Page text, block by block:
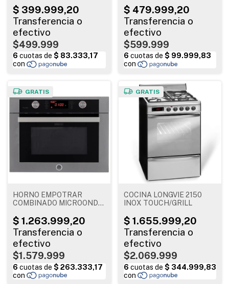
$499.999 $599.999
GRATIS
HORNO EMPOTRAR
COMBINADO MICROONDA
$1.579.999
GRATIS
COCINA LONGVIE 2150
INOX TOUCH/GRILL
$2.069.999